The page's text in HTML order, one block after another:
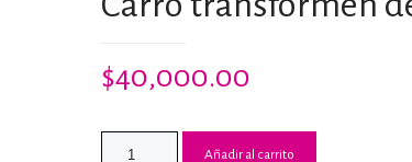
$40,000.00
Añadir al carrito